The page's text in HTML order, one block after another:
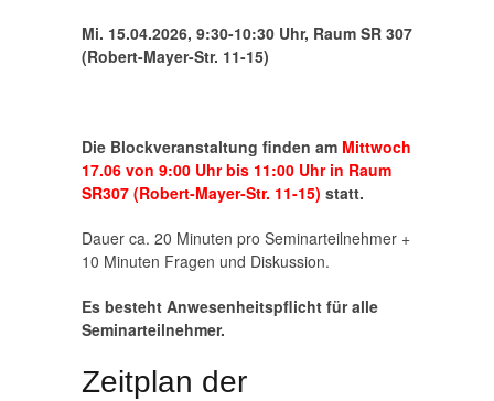
Mi. 15.04.2026, 9:30-10:30 Uhr, Raum SR 307
(Robert-Mayer-Str. 11-15)
Die Blockveranstaltung finden am Mittwoch
17.06 von 9:00 Uhr bis 11:00 Uhr in Raum
SR307 (Robert-Mayer-Str. 11-15) statt.
Dauer ca. 20 Minuten pro Seminarteilnehmer +
10 Minuten Fragen und Diskussion.
Es besteht Anwesenheitspflicht für alle
Seminarteilnehmer.
Zeitplan der